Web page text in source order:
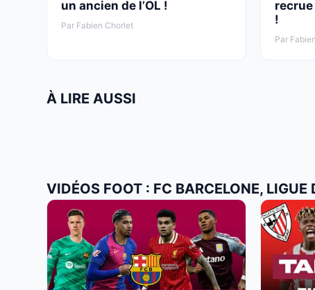
un ancien de l’OL !
Par Fabien Chorlet
recrue
!
Par
À LIRE AUSSI
VIDÉOS FOOT : FC BARCELONE,